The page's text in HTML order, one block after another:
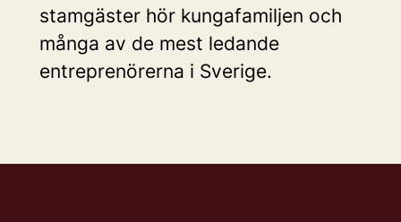
stamgäster hör kungafamiljen och
många av de mest ledande
entreprenörerna i Sverige.